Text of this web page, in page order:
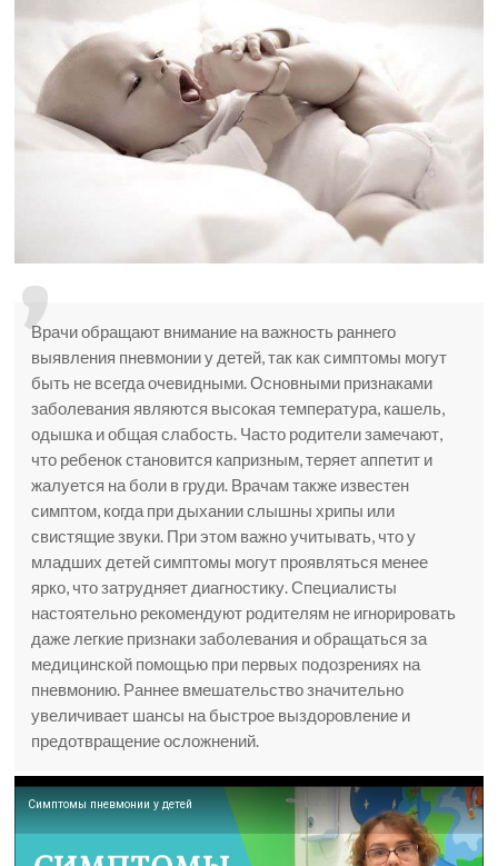
Врачи обращают внимание на важность раннего
выявления пневмонии у детей, так как симптомы могут
быть не всегда очевидными. Основными признаками
заболевания являются высокая температура, кашель,
одышка и общая слабость. Часто родители замечают,
что ребенок становится капризным, теряет аппетит и
жалуется на боли в груди. Врачам также известен
симптом, когда при дыхании слышны хрипы или
свистящие звуки. При этом важно учитывать, что у
младших детей симптомы могут проявляться менее
ярко, что затрудняет диагностику. Специалисты
настоятельно рекомендуют родителям не игнорировать
даже легкие признаки заболевания и обращаться за
медицинской помощью при первых подозрениях на
пневмонию. Раннее вмешательство значительно
увеличивает шансы на быстрое выздоровление и
предотвращение осложнений.
Симптомы пневмонии у детей